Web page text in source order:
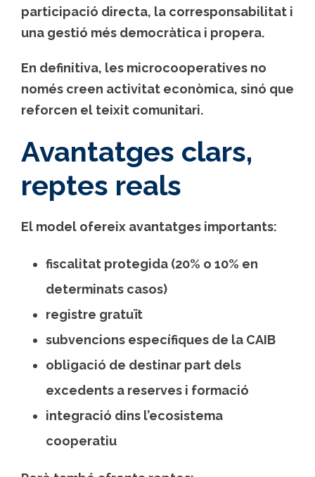
participació directa, la corresponsabilitat i
una gestió més democràtica i propera.
En definitiva, les microcooperatives no
només creen activitat econòmica, sinó que
reforcen el teixit comunitari.
Avantatges clars,
reptes reals
El model ofereix avantatges importants:
fiscalitat protegida (20% o 10% en
determinats casos)
registre gratuït
subvencions específiques de la CAIB
obligació de destinar part dels
excedents a reserves i formació
integració dins l’ecosistema
cooperatiu